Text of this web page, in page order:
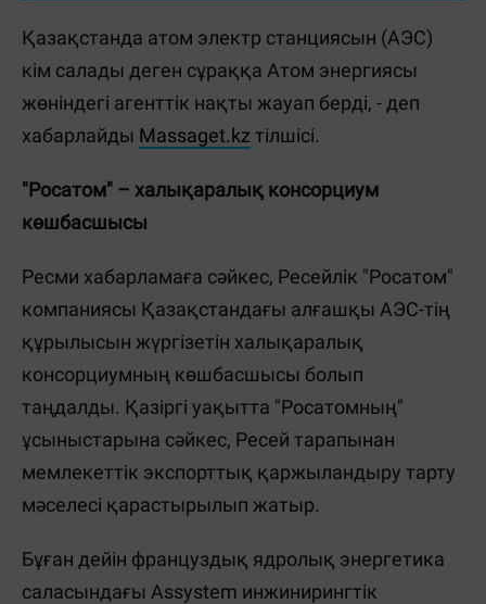
Қазақстанда атом электр станциясын (АЭС)
кім салады деген сұраққа Атом энергиясы
жөніндегі агенттік нақты жауап берді, - деп
хабарлайды Massaget.kz тілшісі.
"Росатом" – халықаралық консорциум
көшбасшысы
Ресми хабарламаға сәйкес, Ресейлік "Росатом"
компаниясы Қазақстандағы алғашқы АЭС-тің
құрылысын жүргізетін халықаралық
консорциумның көшбасшысы болып
таңдалды. Қазіргі уақытта "Росатомның"
ұсыныстарына сәйкес, Ресей тарапынан
мемлекеттік экспорттық қаржыландыру тарту
мәселесі қарастырылып жатыр.
Бұған дейін француздық ядролық энергетика
саласындағы Assystem инжинирингтік